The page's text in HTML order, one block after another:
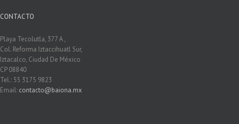
CONTACTO
Playa Tecolutla, 377 A ,
Col. Reforma Iztaccihuatl Sur,
Iztacalco, Ciudad De México
CP 08840
Tel.: 55 3175 9823
Email: contacto@baiona.mx